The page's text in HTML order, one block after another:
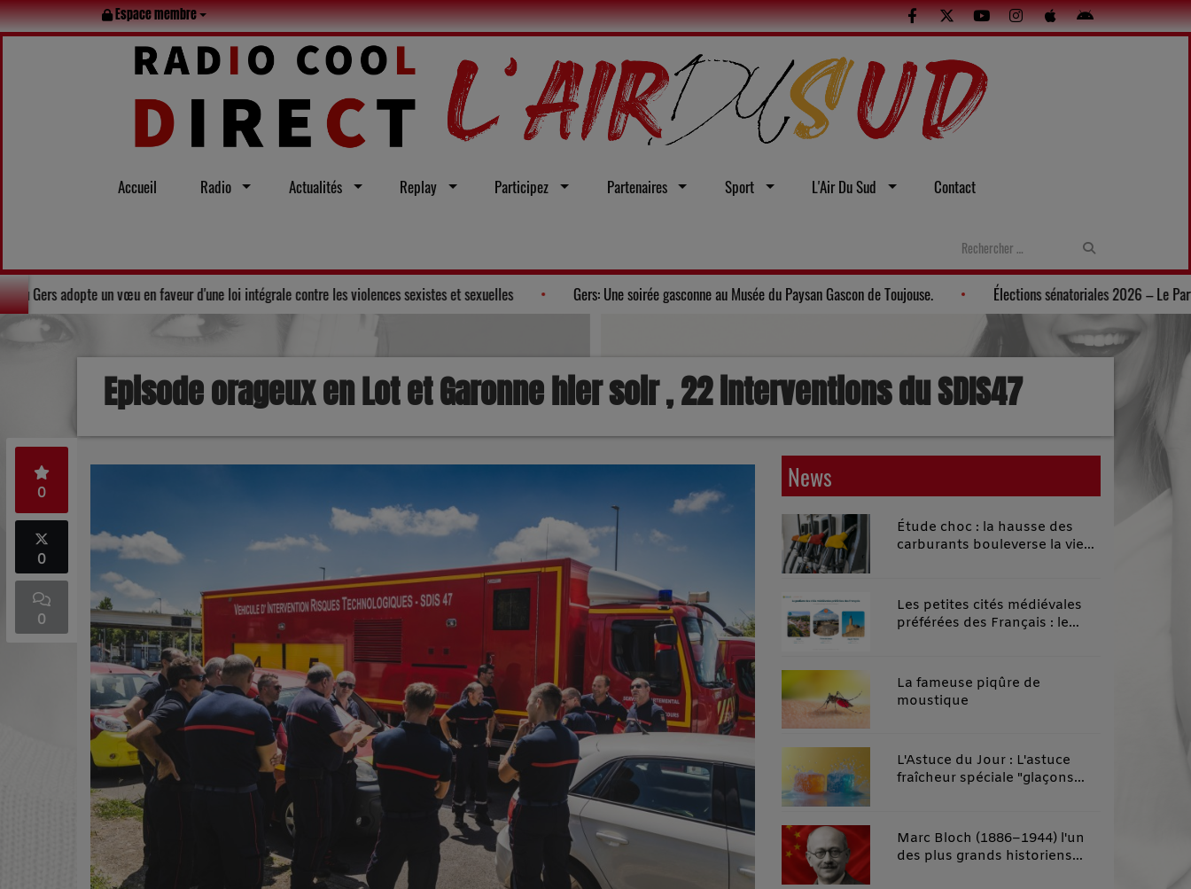
Espace membre
Accueil Radio Actualités Replay Participez Partenaires Sport L'Air Du Sud Contact
Solidarité : Le Conseil départemental du Gers adopte un vœu en faveur d'une loi intégrale contre les violences sexistes et sexuelles Gers: Une soirée gasconne au Musée du Paysan Gascon de Toujouse.
Episode orageux en Lot et Garonne hier soir , 22 interventions du SDIS47
0
0
0
News
Étude choc : la hausse des
carburants bouleverse la vie
Les petites cités médiévales
préférées des Français : le
La fameuse piqûre de
moustique
L'Astuce du Jour : L'astuce
fraîcheur spéciale "glaçons
Marc Bloch (1886–1944) l'un
des plus grands historiens